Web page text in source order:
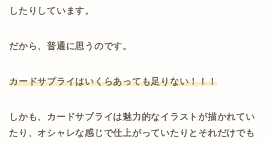
したりしています。
だから、普通に思うのです。
カードサプライはいくらあっても足りない！！！
しかも、カードサプライは魅力的なイラストが描かれてい
たり、オシャレな感じで仕上がっていたりとそれだけでも